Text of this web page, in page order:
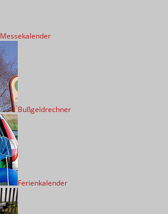
Messekalender
Bußgeldrechner
Ferienkalender